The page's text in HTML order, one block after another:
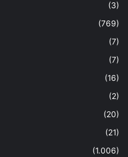
(3)
(769)
(7)
(7)
(16)
(2)
(20)
(21)
(1.006)